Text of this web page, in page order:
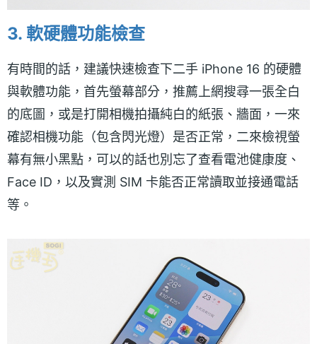
3. 軟硬體功能檢查
有時間的話，建議快速檢查下二手 iPhone 16 的硬體
與軟體功能，首先螢幕部分，推薦上網搜尋一張全白
的底圖，或是打開相機拍攝純白的紙張、牆面，一來
確認相機功能（包含閃光燈）是否正常，二來檢視螢
幕有無小黑點，可以的話也別忘了查看電池健康度、
Face ID，以及實測 SIM 卡能否正常讀取並接通電話
等。